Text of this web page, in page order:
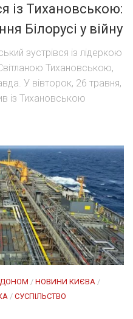
із Тихановською:
Білорусі у війну
зустрівся із лідеркою
Тихановською,
У вівторок, 26 травня,
із Тихановською
/ НОВИНИ КИЄВА /
/ СУСПІЛЬСТВО